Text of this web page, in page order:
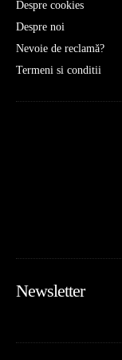
Despre cookies
Despre noi
Nevoie de reclamă?
Termeni si conditii
Newsletter